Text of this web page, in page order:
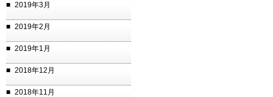
2019年3月
2019年2月
2019年1月
2018年12月
2018年11月